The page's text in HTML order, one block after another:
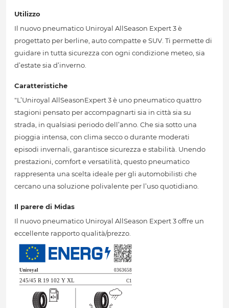
Utilizzo
Il nuovo pneumatico Uniroyal AllSeason Expert 3 è
progettato per berline, auto compatte e SUV. Ti permette di
guidare in tutta sicurezza con ogni condizione meteo, sia
d’estate sia d’inverno.
Caratteristiche
"L’Uniroyal AllSeasonExpert 3 è uno pneumatico quattro
stagioni pensato per accompagnarti sia in città sia su
strada, in qualsiasi periodo dell’anno. Che sia sotto una
pioggia intensa, con clima secco o durante moderati
episodi invernali, garantisce sicurezza e stabilità. Unendo
prestazioni, comfort e versatilità, questo pneumatico
rappresenta una scelta ideale per gli automobilisti che
cercano una soluzione polivalente per l’uso quotidiano.
Il parere di Midas
Il nuovo pneumatico Uniroyal AllSeason Expert 3 offre un
eccellente rapporto qualità/prezzo.